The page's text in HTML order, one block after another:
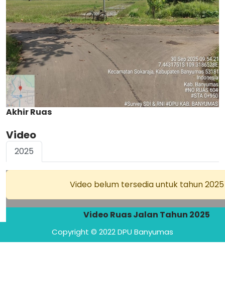
Akhir Ruas
Video
2025
Video belum tersedia untuk tahun 2025
Video Ruas Jalan Tahun 2025
Copyright © 2022 DPU Banyumas